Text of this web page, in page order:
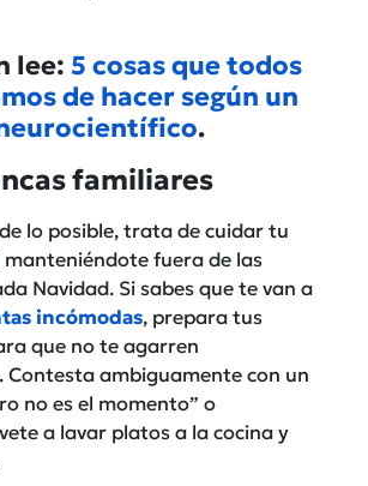
lee: 5 cosas que todos
de hacer según un
.
familiares
lo posible, trata de cuidar tu
manteniéndote fuera de las
Navidad. Si sabes que te van a
incómodas, prepara tus
que no te agarren
Contesta ambiguamente con un
no es el momento” o
a lavar platos a la cocina y